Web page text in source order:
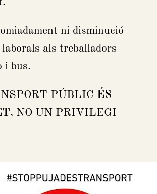
ni disminució
als treballadors
i bus.
PÚBLIC ÉS
, NO UN PRIVILEGI